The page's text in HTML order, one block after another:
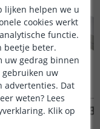
lijken helpen we u
cookies werkt
functie.
beetje beter.
uw gedrag binnen
gebruiken uw
advertenties. Dat
weten? Lees
Klik op